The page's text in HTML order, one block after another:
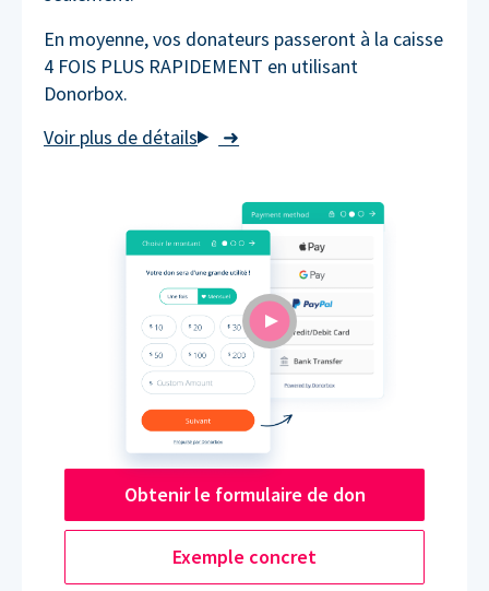
➜
En moyenne, vos donateurs passeront à la caisse
4 FOIS PLUS RAPIDEMENT en utilisant
Donorbox.
Obtenir le formulaire de don
Exemple concret